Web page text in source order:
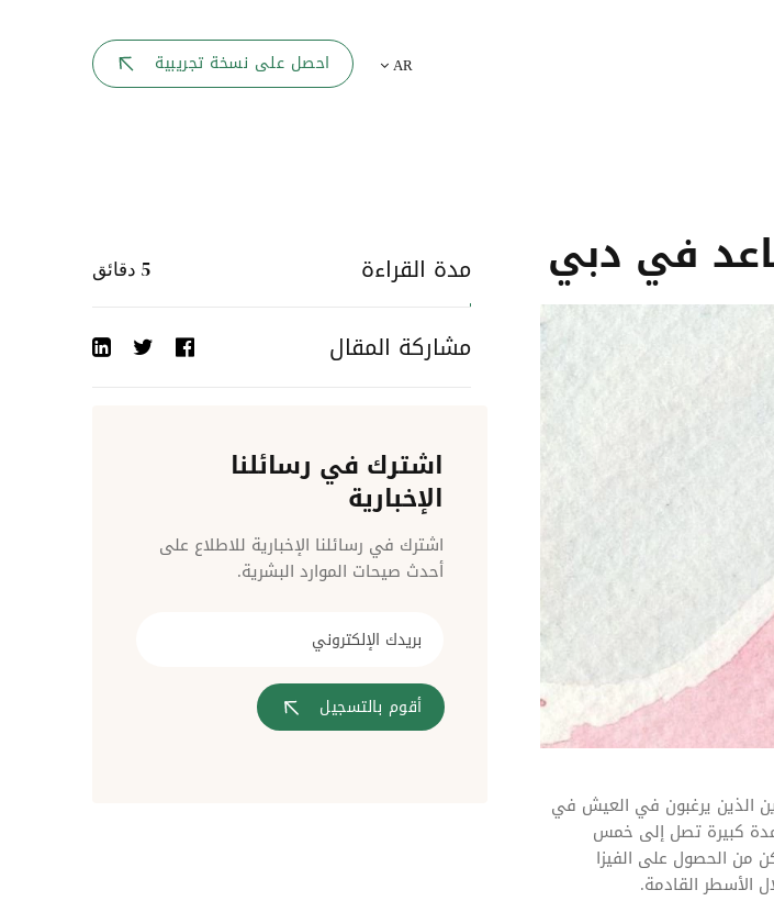
AR احصل على نسخة تجريبية
في دبي
الذين يرغبون في العيش في
مدة كبيرة تصل إلى خمس
من الحصول على الفيزا
الأسطر القادمة.
مدة القراءة 5 دقائق
مشاركة المقال
اشترك في رسائلنا
الإخبارية
اشترك في رسائلنا الإخبارية للاطلاع على
أحدث صيحات الموارد البشرية.
أقوم بالتسجيل
تحويل طلبات تدخلات تكنولوجيا المعلومات إلى
تنسيقات رقمية
مراقبة الدخول